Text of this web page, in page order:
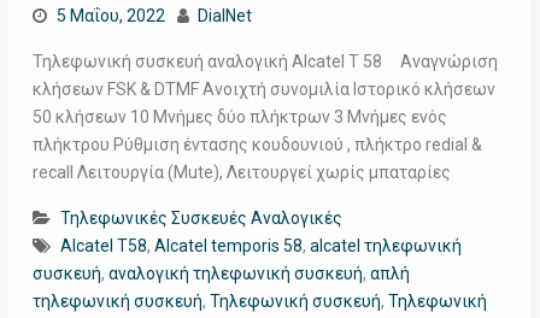
5 Μαΐου, 2022 DialNet
Τηλεφωνική συσκευή αναλογική Alcatel T 58 Αναγνώριση
κλήσεων FSK & DTMF Ανοιχτή συνομιλία Ιστορικό κλήσεων
50 κλήσεων 10 Μνήμες δύο πλήκτρων 3 Μνήμες ενός
πλήκτρου Ρύθμιση έντασης κουδουνιού , πλήκτρο redial &
recall Λειτουργία (Mute), Λειτουργεί χωρίς μπαταρίες
Τηλεφωνικές Συσκευές Αναλογικές
Alcatel T58, Alcatel temporis 58, alcatel τηλεφωνική
συσκευή, αναλογική τηλεφωνική συσκευή, απλή
τηλεφωνική συσκευή, Τηλεφωνική συσκευή, Τηλεφωνική